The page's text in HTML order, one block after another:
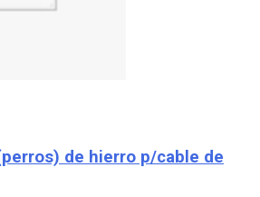
de hierro p/cable de